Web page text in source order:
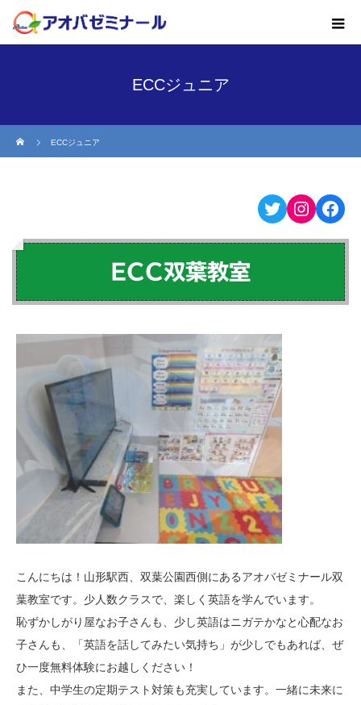
ECCジュニア
ECCジュニア
Twitter
ECC双葉教室
こんにちは！山形駅西、双葉公園西側にあるアオバゼミナール双
葉教室です。少人数クラスで、楽しく英語を学んでいます。
恥ずかしがり屋なお子さんも、少し英語はニガテかなと心配なお
子さんも、「英語を話してみたい気持ち」が少しでもあれば、ぜ
ひ一度無料体験にお越しください！
また、中学生の定期テスト対策も充実しています。一緒に未来に